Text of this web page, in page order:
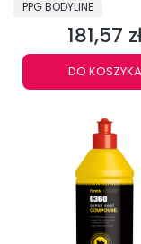
PPG BODYLINE
Cena
181,57
DO KOSZYKA